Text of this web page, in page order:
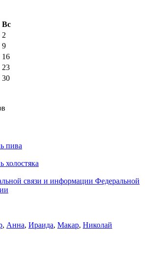
Вс
2
9
16
23
30
пива
холостяка
связи и информации Федеральной
, Анна, Ираида, Макар, Николай